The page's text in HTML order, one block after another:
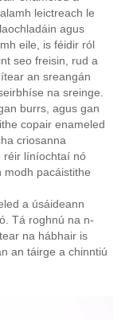
leictreach le
agus
eile, is féidir ról
seo freisin, rud a
an sreangán
na sreinge.
burrs, agus gan
copair enameled
criosanna
réir líníochtaí nó
modh pacáistithe
a úsáideann
Tá roghnú na n-
na hábhair is
an táirge a chinntiú